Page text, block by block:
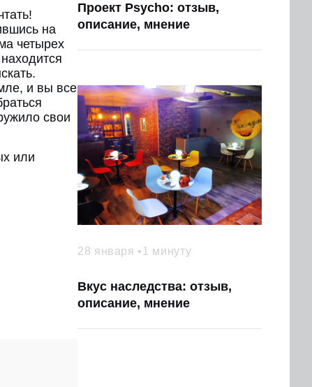
на
четырех
и вы все
свои
или
Проект Psycho: отзыв,
описание, мнение
28 января 1 минуту
Вкус наследства: отзыв,
описание, мнение